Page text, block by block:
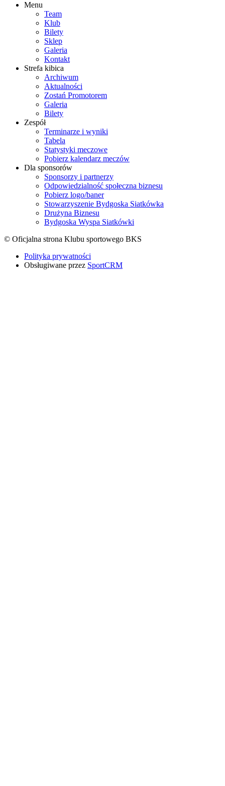
Menu
Team
Klub
Bilety
Sklep
Galeria
Kontakt
Strefa kibica
Archiwum
Aktualności
Zostań Promotorem
Galeria
Bilety
Zespół
Terminarze i wyniki
Tabela
Statystyki meczowe
Pobierz kalendarz meczów
Dla sponsorów
Sponsorzy i partnerzy
Odpowiedzialność społeczna biznesu
Pobierz logo/baner
Stowarzyszenie Bydgoska Siatkówka
Drużyna Biznesu
Bydgoska Wyspa Siatkówki
© Oficjalna strona Klubu sportowego BKS
Polityka prywatności
Obsługiwane przez SportCRM